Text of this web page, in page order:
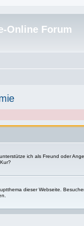
Online Forum
ich als Freund oder
dieser Webseite.